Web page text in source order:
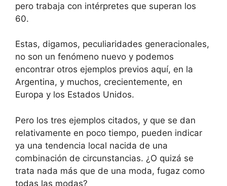
pero trabaja con intérpretes que superan los
60.
Estas, digamos, peculiaridades generacionales,
no son un fenómeno nuevo y podemos
encontrar otros ejemplos previos aquí, en la
Argentina, y muchos, crecientemente, en
Europa y los Estados Unidos.
Pero los tres ejemplos citados, y que se dan
relativamente en poco tiempo, pueden indicar
ya una tendencia local nacida de una
combinación de circunstancias. ¿O quizá se
trata nada más que de una moda, fugaz como
todas las modas?